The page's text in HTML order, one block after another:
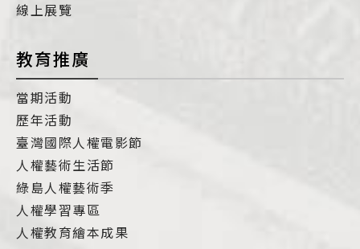
線上展覽
教育推廣
當期活動
歷年活動
臺灣國際人權電影節
人權藝術生活節
綠島人權藝術季
人權學習專區
人權教育繪本成果